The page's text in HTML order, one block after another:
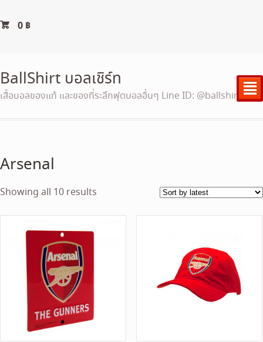
0 ฿
BallShirt บอลเชิร์ท
เสื้อบอลของแท้ และของที่ระลึกฟุตบอลอื่นๆ Line ID: @ballshirt²
Arsenal
Showing all 10 results